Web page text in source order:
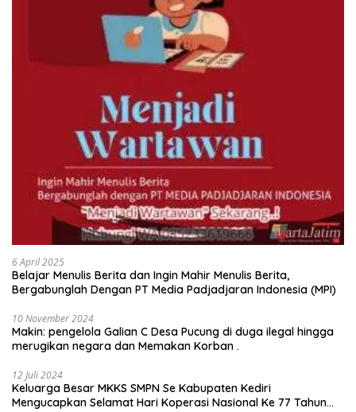
6 April 2025
Belajar Menulis Berita dan Ingin Mahir Menulis Berita,
Bergabunglah Dengan PT Media Padjadjaran Indonesia (MPI)
10 November 2024
Makin: pengelola Galian C Desa Pucung di duga ilegal hingga
merugikan negara dan Memakan Korban .
12 Juli 2024
Keluarga Besar MKKS SMPN Se Kabupaten Kediri
Mengucapkan Selamat Hari Koperasi Nasional Ke 77 Tahun